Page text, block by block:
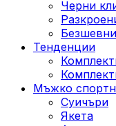
Черни
Тенденции
Мъжко
Суичъри
Якета